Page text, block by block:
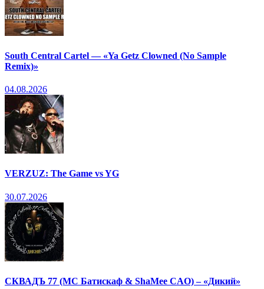
South Central Cartel — «Ya Getz Clowned (No Sample
Remix)»
04.08.2026
VERZUZ: The Game vs YG
30.07.2026
СКВАДЪ 77 (МС Батискаф & ShaMee CAO) – «Дикий»